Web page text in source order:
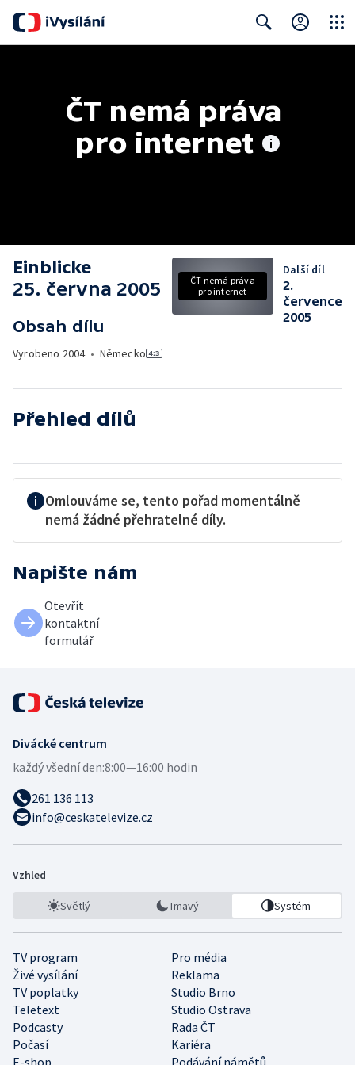
ČT nemá práva
pro internet
Einblicke
25. června 2005
Obsah dílu
Vyrobeno 2004• Německo
ČT nemá práva
pro internet
Další díl
2.
července
2005
Přehled dílů
Omlouváme se, tento pořad momentálně
nemá žádné přehratelné díly.
Napište nám
Otevřít
kontaktní
formulář
Divácké centrum
každý všední den:8:00—16:00 hodin
261 136 113
info@ceskatelevize.cz
Vzhled
Světlý Tmavý Systém
TV program
Pro média
Živé vysílání
Reklama
TV poplatky
Studio Brno
Teletext
Studio Ostrava
Podcasty
Rada ČT
Počasí
Kariéra
E-shop
Podávání námětů